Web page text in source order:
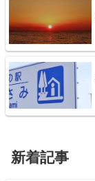
新着記事